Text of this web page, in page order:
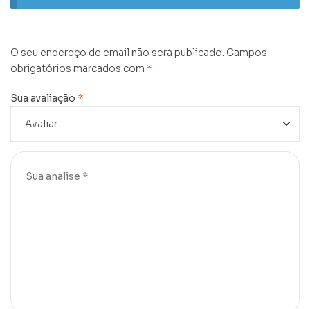
O seu endereço de email não será publicado. Campos
obrigatórios marcados com *
Sua avaliação *